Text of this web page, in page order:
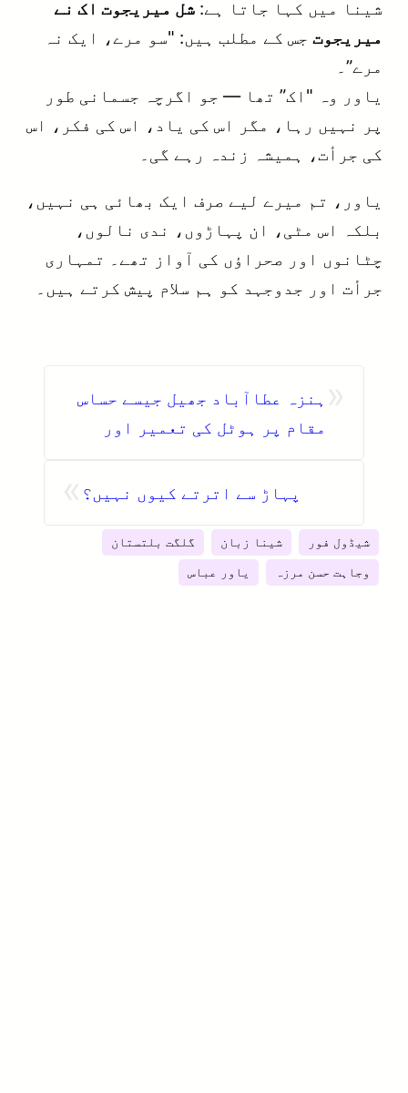
شینا میں کہا جاتا ہے: شل میریجوت اک نے
میریجوت جس کے مطلب ہیں: "سو مرے، ایک نہ
مرے”۔
یاور وہ "اک” تھا — جو اگرچہ جسمانی طور
پر نہیں رہا، مگر اس کی یاد، اس کی فکر، اس
کی جرأت، ہمیشہ زندہ رہے گی۔
یاور، تم میرے لیے صرف ایک بھائی ہی نہیں،
بلکہ اس مٹی، ان پہاڑوں، ندی نالوں،
چٹانوں اور صحراؤں کی آواز تھے۔ تمہاری
جرأت اور جدوجہد کو ہم سلام پیش کرتے ہیں۔
ہنزہ عطاآباد جھیل جیسے حساس
مقام پر ہوٹل کی تعمیر اور
پہاڑ سے اترتے کیوں نہیں؟
شیڈول فور شینا زبان گلگت بلتستان
وجاہت حسن مرزہ یاور عباس